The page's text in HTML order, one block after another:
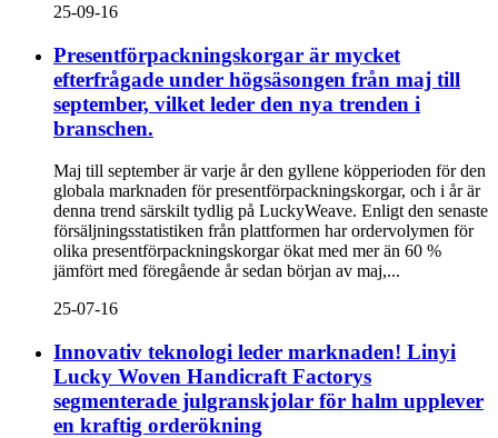
25-09-16
Presentförpackningskorgar är mycket
efterfrågade under högsäsongen från maj till
september, vilket leder den nya trenden i
branschen.
Maj till september är varje år den gyllene köpperioden för den
globala marknaden för presentförpackningskorgar, och i år är
denna trend särskilt tydlig på LuckyWeave. Enligt den senaste
försäljningsstatistiken från plattformen har ordervolymen för
olika presentförpackningskorgar ökat med mer än 60 %
jämfört med föregående år sedan början av maj,...
25-07-16
Innovativ teknologi leder marknaden! Linyi
Lucky Woven Handicraft Factorys
segmenterade julgranskjolar för halm upplever
en kraftig orderökning